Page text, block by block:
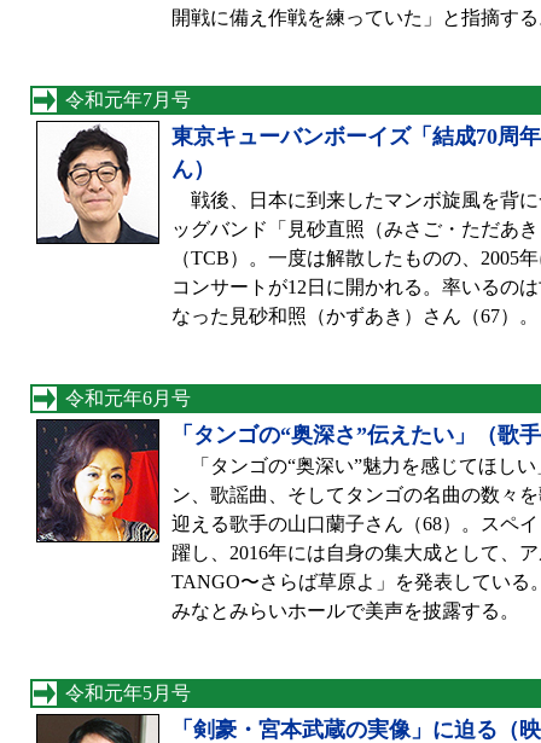
開戦に備え作戦を練っていた」と指摘す
令和元年7月号
東京キューバンボーイズ「結成70周
ん）
戦後、日本に到来したマンボ旋風を背
ッグバンド「見砂直照（みさご・ただあ
（TCB）。一度は解散したものの、2005
コンサートが12日に開かれる。率いるの
なった見砂和照（かずあき）さん（67）。
令和元年6月号
「タンゴの“奥深さ”伝えたい」（歌
「タンゴの“奥深い”魅力を感じてほし
ン、歌謡曲、そしてタンゴの名曲の数々
迎える歌手の山口蘭子さん（68）。スペ
躍し、2016年には自身の集大成として、
TANGO〜さらば草原よ」を発表してい
みなとみらいホールで美声を披露する。
令和元年5月号
「剣豪・宮本武蔵の実像」に迫る（